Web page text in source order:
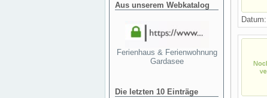
Aus unserem Webkatalog
Ferienhaus & Ferienwohnung
Gardasee
Die letzten 10 Einträge
Datum: